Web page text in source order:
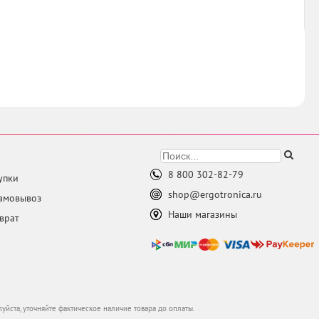
8 800 302-82-79
shop@ergotronica.ru
Наши магазины
уточняйте фактическое наличие товара до оплаты.